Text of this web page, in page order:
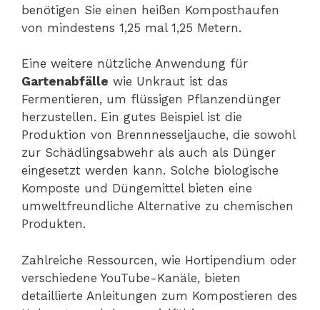
benötigen Sie einen heißen Komposthaufen
von mindestens 1,25 mal 1,25 Metern.
Eine weitere nützliche Anwendung für
Gartenabfälle wie Unkraut ist das
Fermentieren, um flüssigen Pflanzendünger
herzustellen. Ein gutes Beispiel ist die
Produktion von Brennnesseljauche, die sowohl
zur Schädlingsabwehr als auch als Dünger
eingesetzt werden kann. Solche biologische
Komposte und Düngemittel bieten eine
umweltfreundliche Alternative zu chemischen
Produkten.
Zahlreiche Ressourcen, wie Hortipendium oder
verschiedene YouTube-Kanäle, bieten
detaillierte Anleitungen zum Kompostieren des